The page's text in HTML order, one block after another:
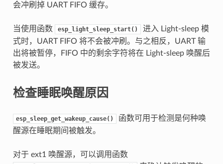
会冲刷掉 UART FIFO 缓存。
当使用函数 esp_light_sleep_start()
进入 Light-sleep 模
式时，UART FIFO 将不会被冲刷。与之相反，UART 输
出将被暂停，FIFO 中的剩余字符将在 Light-sleep 唤醒后
被发送。
检查睡眠唤醒原因
esp_sleep_get_wakeup_cause()
函数可用于检测是何种唤
醒源在睡眠期间被触发。
对于 ext1 唤醒源，可以调用函数